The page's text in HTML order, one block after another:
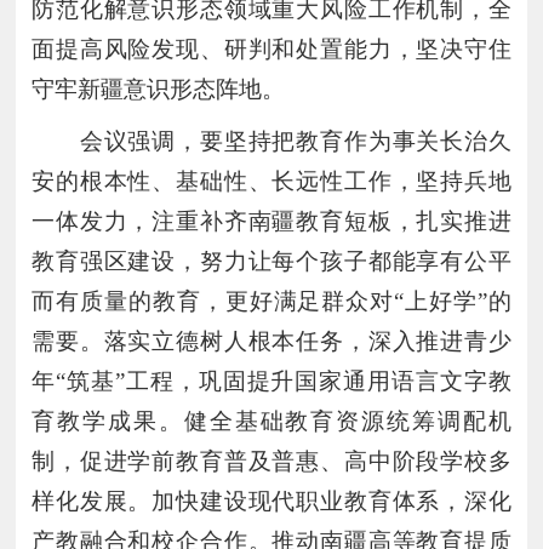
防范化解意识形态领域重大风险工作机制，全
面提高风险发现、研判和处置能力，坚决守住
守牢新疆意识形态阵地。
会议强调，要坚持把教育作为事关长治久
安的根本性、基础性、长远性工作，坚持兵地
一体发力，注重补齐南疆教育短板，扎实推进
教育强区建设，努力让每个孩子都能享有公平
而有质量的教育，更好满足群众对“上好学”的
需要。落实立德树人根本任务，深入推进青少
年“筑基”工程，巩固提升国家通用语言文字教
育教学成果。健全基础教育资源统筹调配机
制，促进学前教育普及普惠、高中阶段学校多
样化发展。加快建设现代职业教育体系，深化
产教融合和校企合作。推动南疆高等教育提质